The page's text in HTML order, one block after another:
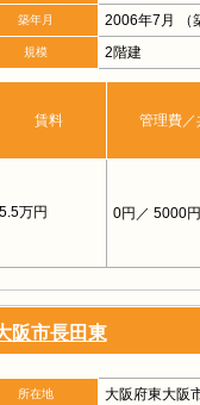
築年月 2006年7月 （
規模 2階建
賃料 管理費／
5.5万円 0円 ／ 5000円
阪市長田東
所在地 大阪府東大阪